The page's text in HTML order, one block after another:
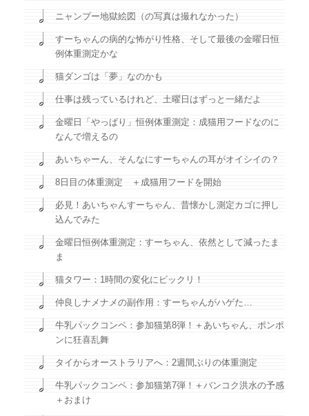
ニャンプー地獄絵図（の写真は撮れなかった）
すーちゃんの病的な怖がり性格、そして最後の金曜日恒
例体重測定かな
猫ダンゴは「夢」なのかも
仕事は残っているけれど、土曜日はずっと一緒だよ
金曜日「やっぱり」恒例体重測定：成猫用フードなのに
なんで増えるの
あいちゃーん、そんなにすーちゃんの耳がオイシイの？
8日目の体重測定 ＋成猫用フードを開始
必見！あいちゃんすーちゃん、昔懐かし測定カゴに押し
込んでみた
金曜日恒例体重測定：すーちゃん、依然として減ったま
ま
猫タワー：1時間の変化にビックリ！
仲良しナメナメの副作用：すーちゃんがハゲた…
牛乳パックコンペ：参加猫第8弾！＋あいちゃん、ポンポ
ンに狂喜乱舞
タイからオーストラリアへ：2週間ぶりの体重測定
牛乳パックコンペ：参加猫第7弾！＋バンコク洪水の予感
＋おまけ